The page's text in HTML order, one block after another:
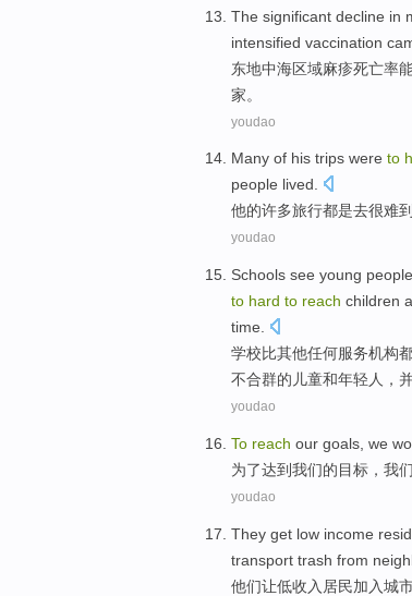
The significant decline in
intensified vaccination
东地中海区域麻疹死亡率
家。
youdao
Many of his trips were to
people lived.
他的许多旅行都是去很难
youdao
Schools see young people
to hard to reach children
time.
学校比其他任何服务机构
不合群的 儿童和年轻人，
youdao
To reach our goals, we
为了达到我们的目标，我
youdao
They get low income
transport trash from
他们让低收入居民加入城